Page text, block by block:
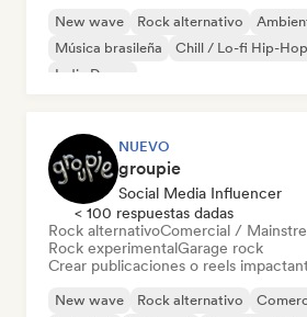
New wave Rock alternativo
Música brasileña
Chill / Lo-fi Hip-Hop
Indie Dance
NUEVO
groupie
Social Media Influencer
< 100 respuestas dadas
Rock alternativoComercial /
Rock experimentalGarage rock
Crear publicaciones o reels
New wave Rock alternativo